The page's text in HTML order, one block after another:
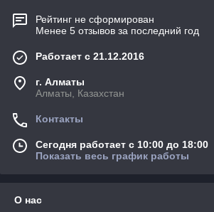
Рейтинг не сформирован
Менее 5 отзывов за последний год
Работает с 21.12.2016
г. Алматы
Алматы, Казахстан
Контакты
Сегодня работает с 10:00 до 18:00
Показать весь график работы
О нас